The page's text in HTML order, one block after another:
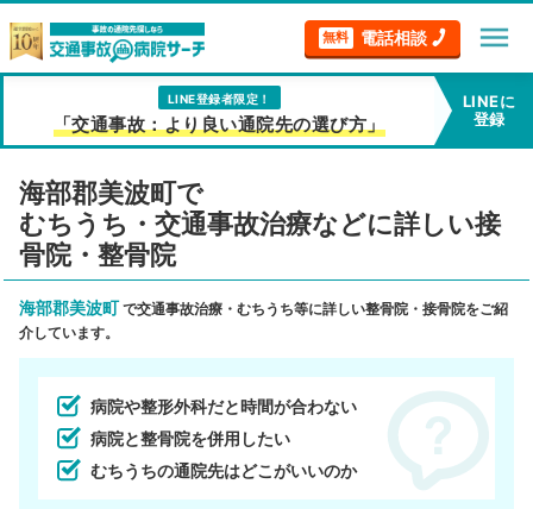
無料 電話相談 menu
LINE登録者限定！
「交通事故：より良い通院先の選び方」
LINEに
登録
海部郡美波町で
むちうち・交通事故治療などに詳しい接
骨院・整骨院
海部郡美波町で交通事故治療・むちうち等に詳しい整骨院・接骨院をご紹
介しています。
病院や整形外科だと時間が合わない
病院と整骨院を併用したい
むちうちの通院先はどこがいいのか